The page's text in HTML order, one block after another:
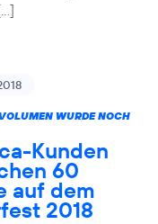
WURDE NOCH
Kunden
60
auf dem
2018